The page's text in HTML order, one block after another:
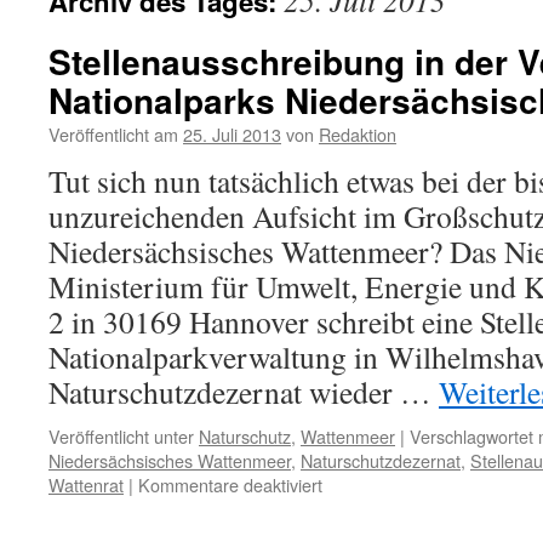
Stellenausschreibung in der
Nationalparks
Veröffentlicht am 25. Juli 2013 von Redaktion
Tut sich nun tatsächlich etwas bei der
unzureichenden Aufsicht im
Niedersächsisches Wattenmeer? Das
Ministerium für Umwelt, Energie und
2 in 30169 Hannover schreibt eine
Nationalparkverwaltung in
Naturschutzdezernat wieder …
Veröffentlicht unter Naturschutz, Wattenmeer | Verschlagwortet
Niedersächsisches Wattenmeer, Naturschutzdezernat,
Wattenrat | Kommentare deaktiviertfür